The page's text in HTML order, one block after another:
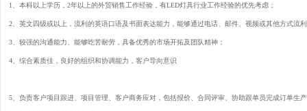
1、本科以上学历，2年以上的外贸销售工作经验，有LED灯具行业工作经验的优先考虑；
2、英文四级或以上，流利的英语口语及书面表达能力，能够通过电话、邮件、视频或其他方式流
3、较强的沟通能力、能够吃苦耐劳，具备优秀的市场开拓及团队精神；
4、综合素质佳，良好的组织和协调能力，客户导向意识
5、负责客户项目跟进、项目管理、客户商务应对，包括报价、合同评审、协助跟单员完成订单生